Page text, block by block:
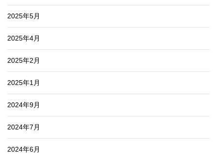
2025年5月
2025年4月
2025年2月
2025年1月
2024年9月
2024年7月
2024年6月